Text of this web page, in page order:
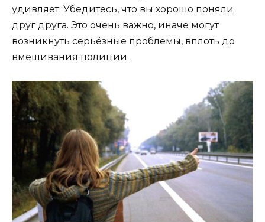
удивляет. Убедитесь, что вы хорошо поняли
друг друга. Это очень важно, иначе могут
возникнуть серьёзные проблемы, вплоть до
вмешивания полиции.